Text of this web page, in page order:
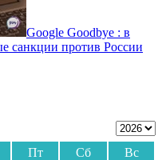
Google Goodbye : в
санкции против России
Пт Сб
Вс